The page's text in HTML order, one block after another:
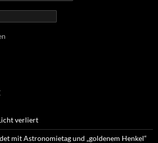
verliert
mit Astronomietag und „goldenem Henkel“